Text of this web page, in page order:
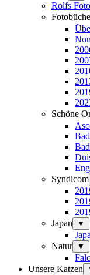
Rolfs
Schöne
Syndicom
Japan
▼
Natur
▼
Unsere Katzen